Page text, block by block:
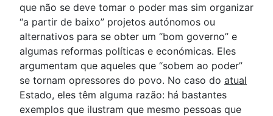
que não se deve tomar o poder mas sim organizar
“a partir de baixo” projetos autónomos ou
alternativos para se obter um “bom governo” e
algumas reformas políticas e económicas. Eles
argumentam que aqueles que “sobem ao poder”
se tornam opressores do povo. No caso do atual
Estado, eles têm alguma razão: há bastantes
exemplos que ilustram que mesmo pessoas que